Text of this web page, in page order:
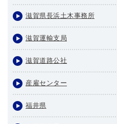
滋賀県長浜土木事務所
滋賀運輸支局
滋賀道路公社
産雇センター
福井県